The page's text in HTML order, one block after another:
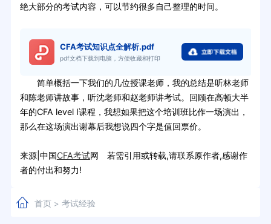
绝大部分的考试内容，可以节约很多自己整理的时间。
CFA考试知识点全解析.pdf
pdf文档下载到电脑，方便收藏和打印
简单概括一下我们的几位授课老师，我的总结是听林老师
和陈老师讲故事，听沈老师和赵老师讲考试。回顾在高顿大半
年的CFA level I课程，我想如果把这个培训班比作一场演出，
那么在这场演出谢幕后我想说四个字是值回票价。
来源|中国CFA考试网 若需引用或转载,请联系原作者,感谢作
者的付出和努力!
首页> 考试经验